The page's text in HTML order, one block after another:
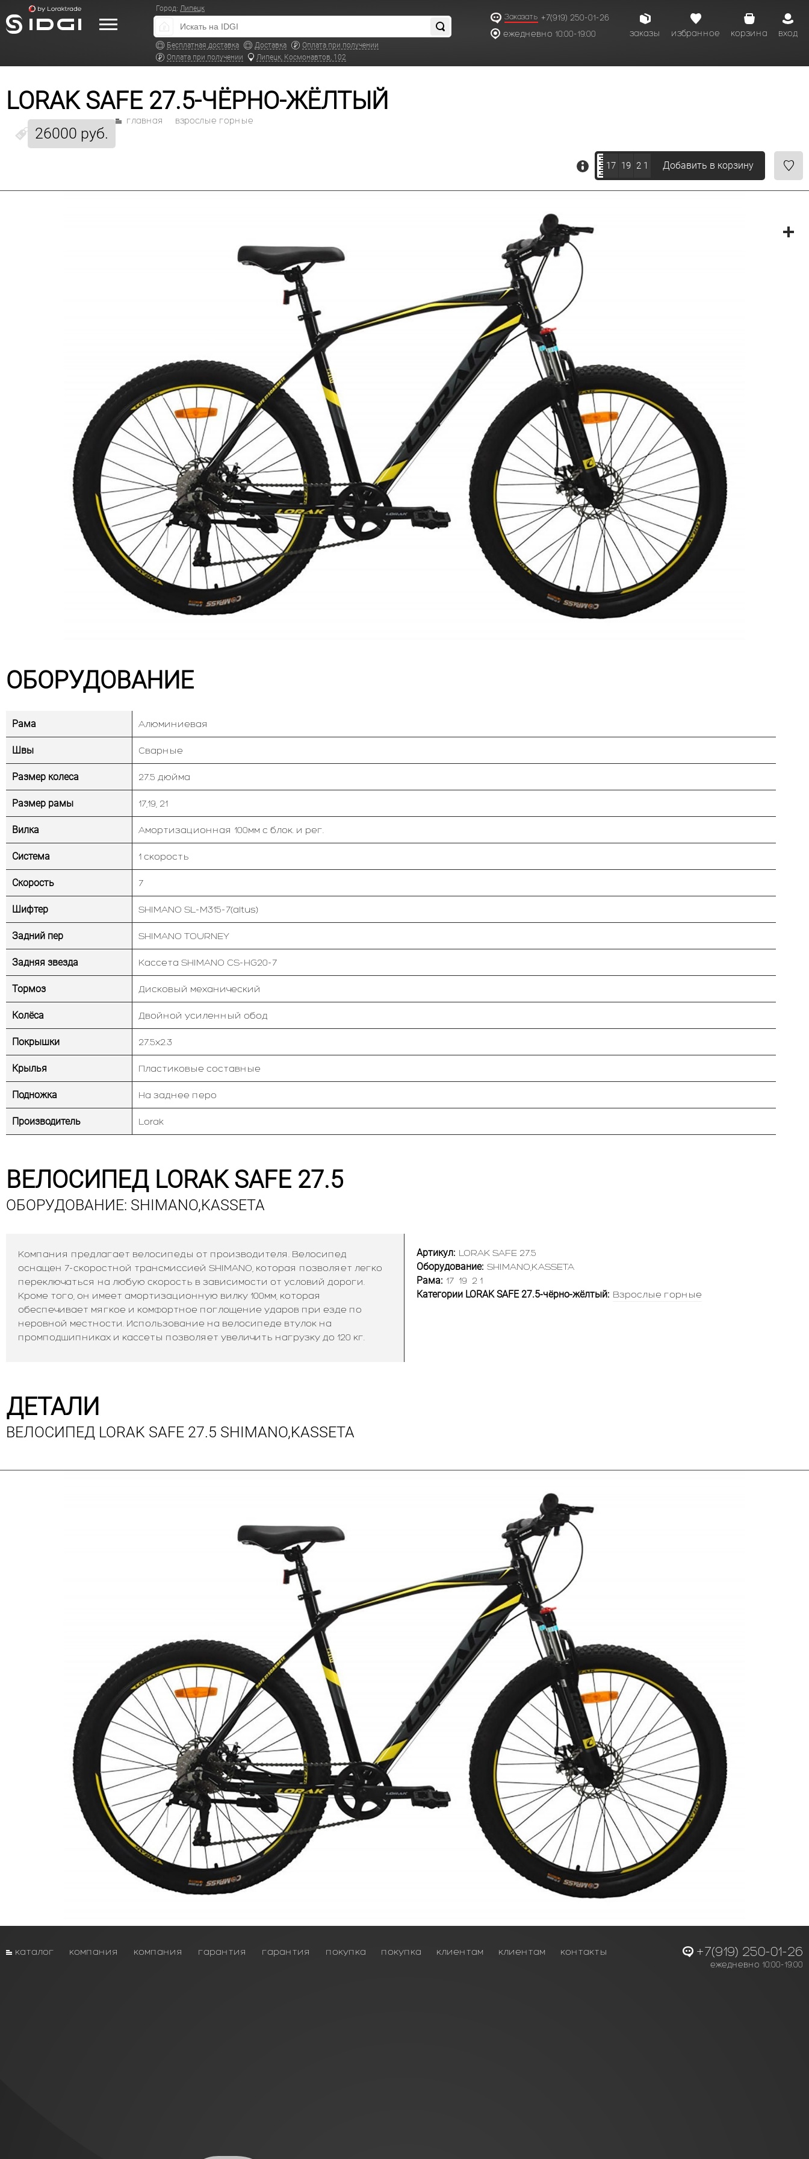
Город: Липецк
Бесплатная доставка Доставка
Оплата при получении
Оплата при получении
Липецк, Космонавтов, 102
Заказать +7(919) 250-01-26
ежедневно 10:00-19:00
вход
корзина
избранное
заказы
LORAK SAFE 27.5-ЧЁРНО-ЖЁЛТЫЙ
26000 руб.
главная взрослые горные
17 19 2 1 Добавить в корзину
ОБОРУДОВАНИЕ
Рама Алюминиевая
Швы Сварные
Размер колеса 27.5 дюйма
Размер рамы 17,19, 21
Вилка Амортизационная 100мм с блок. и рег.
Система 1 скорость
Скорость 7
Шифтер SHIMANO SL-M315-7(altus)
Задний пер SHIMANO TOURNEY
Задняя звезда Кассета SHIMANO CS-HG20-7
Тормоз Дисковый механический
Колёса Двойной усиленный обод
Покрышки 27.5х2.3
Крылья Пластиковые составные
Подножка На заднее перо
Производитель Lorak
ВЕЛОСИПЕД LORAK SAFE 27.5
ОБОРУДОВАНИЕ: SHIMANO,KASSETA
Компания предлагает велосипеды от производителя. Велосипед
оснащен 7-скоростной трансмиссией SHIMANO, которая позволяет легко
переключаться на любую скорость в зависимости от условий дороги.
Кроме того, он имеет амортизационную вилку 100мм, которая
обеспечивает мягкое и комфортное поглощение ударов при езде по
неровной местности. Использование на велосипеде втулок на
промподшипниках и кассеты позволяет увеличить нагрузку до 120 кг.
Артикул: LORAK SAFE 27.5
Оборудование: SHIMANO,KASSETA
Рама: 17 19 2 1
Категории LORAK SAFE 27.5-чёрно-жёлтый: Взрослые горные
ДЕТАЛИ
ВЕЛОСИПЕД LORAK SAFE 27.5 SHIMANO,KASSETA
каталог компания компания гарантия гарантия покупка покупка клиентам клиентам контакты +7(919) 250-01-26
ежедневно 10:00-19:00